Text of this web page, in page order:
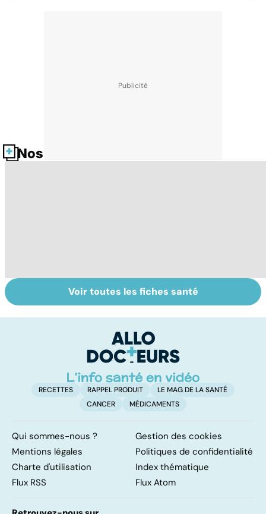
Nos fiches santé
Tout savoir sur
les infections
Inflammation des
amygdales : que
d'angine ?
Voir toutes les fiches santé
RECETTES RAPPEL PRODUIT
LE MAG DE LA SANTÉ
CANCER
MÉDICAMENTS
Qui sommes-nous ?
Gestion des cookies
Mentions légales
Politiques de confidentialité
Charte d'utilisation
Index thématique
Flux RSS
Flux Atom